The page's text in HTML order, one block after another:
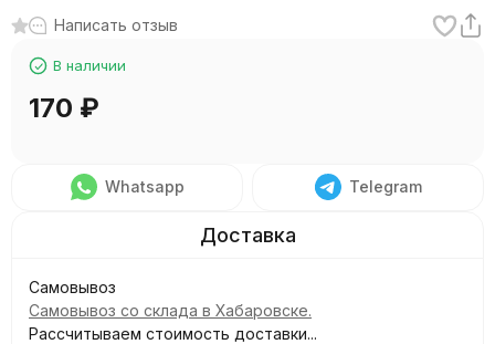
Написать отзыв
В наличии
170 ₽
Whatsapp Telegram
Самовывоз
Самовывоз со склада в Хабаровске.
Рассчитываем стоимость доставки...